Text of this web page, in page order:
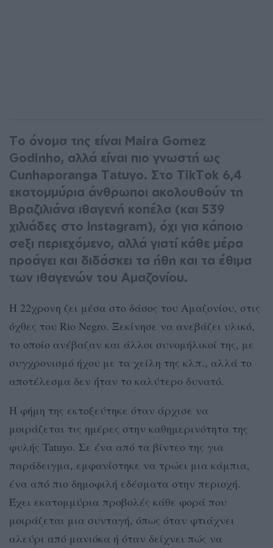
To όνομα της είναι Maira Gomez
Godinho, αλλά είναι πιο γνωστή ως
Cunhaporanga Tatuyo. Στο TikTok 6,4
εκατομμύρια άνθρωποι ακολουθούν τη
Βραζιλιάνα ιθαγενή κοπέλα (και 539
χιλιάδες στο Instagram), όχι για κάποιο
σeξι περιεχόμενο, αλλά γιατί κάθε μέρα
προάγει και διδάσκει τα ήθη και τα έθιμα
των ιθαγενών του Αμαζονίου.
Η 22χρονη ζει μέσα στο δάσος του Αμαζονίου, στις
όχθες του Rio Negro. Ξεκίνησε να ανεβάζει υλικό,
το οποίο ανέβαζαν και άλλοι συνομήλικοί της, με
συγχρονισμό ήχου με τα χείλη της κλπ., αλλά το
αποτέλεσμα δεν ήταν το καλύτερο δυνατό.
Η φήμη της εκτοξεύτηκε όταν άρχισε να
μοιράζεται τις ημέρες στην καθημερινότητα της
φυλής Tatuyo. Σε ένα από τα βίντεο της για
παράδειγμα, εμφανίστηκε να τρώει μια κάμπια,
ένα από πιο δημοφιλή εδέσματα στην περιοχή.
Έχει εκατομμύρια προβολές κάθε φορά που
μοιράζεται μια συνταγή, όπως όταν φτιάχνει
αλεύρι από μανιόκα ή όταν δείχνει πώς να